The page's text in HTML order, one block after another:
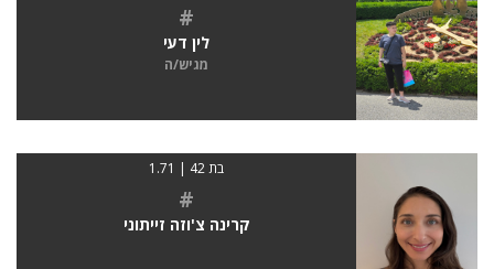
#
לין דעי
מגיש/ה
בת 42 | 1.71
#
קרינה צ'וזה זייתוני